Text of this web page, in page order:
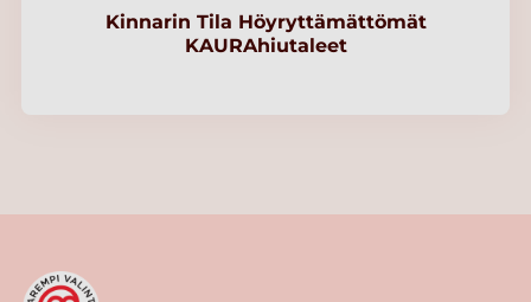
Kinnarin Tila Höyryttämättömät
KAURAhiutaleet